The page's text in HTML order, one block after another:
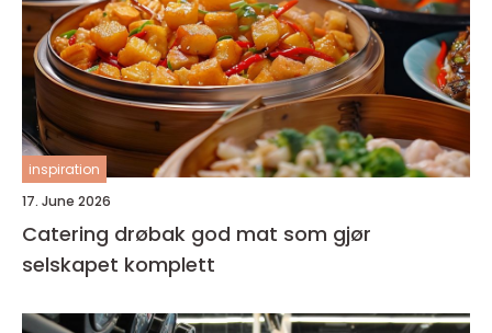
inspiration
17. June 2026
Catering drøbak god mat som gjør
selskapet komplett